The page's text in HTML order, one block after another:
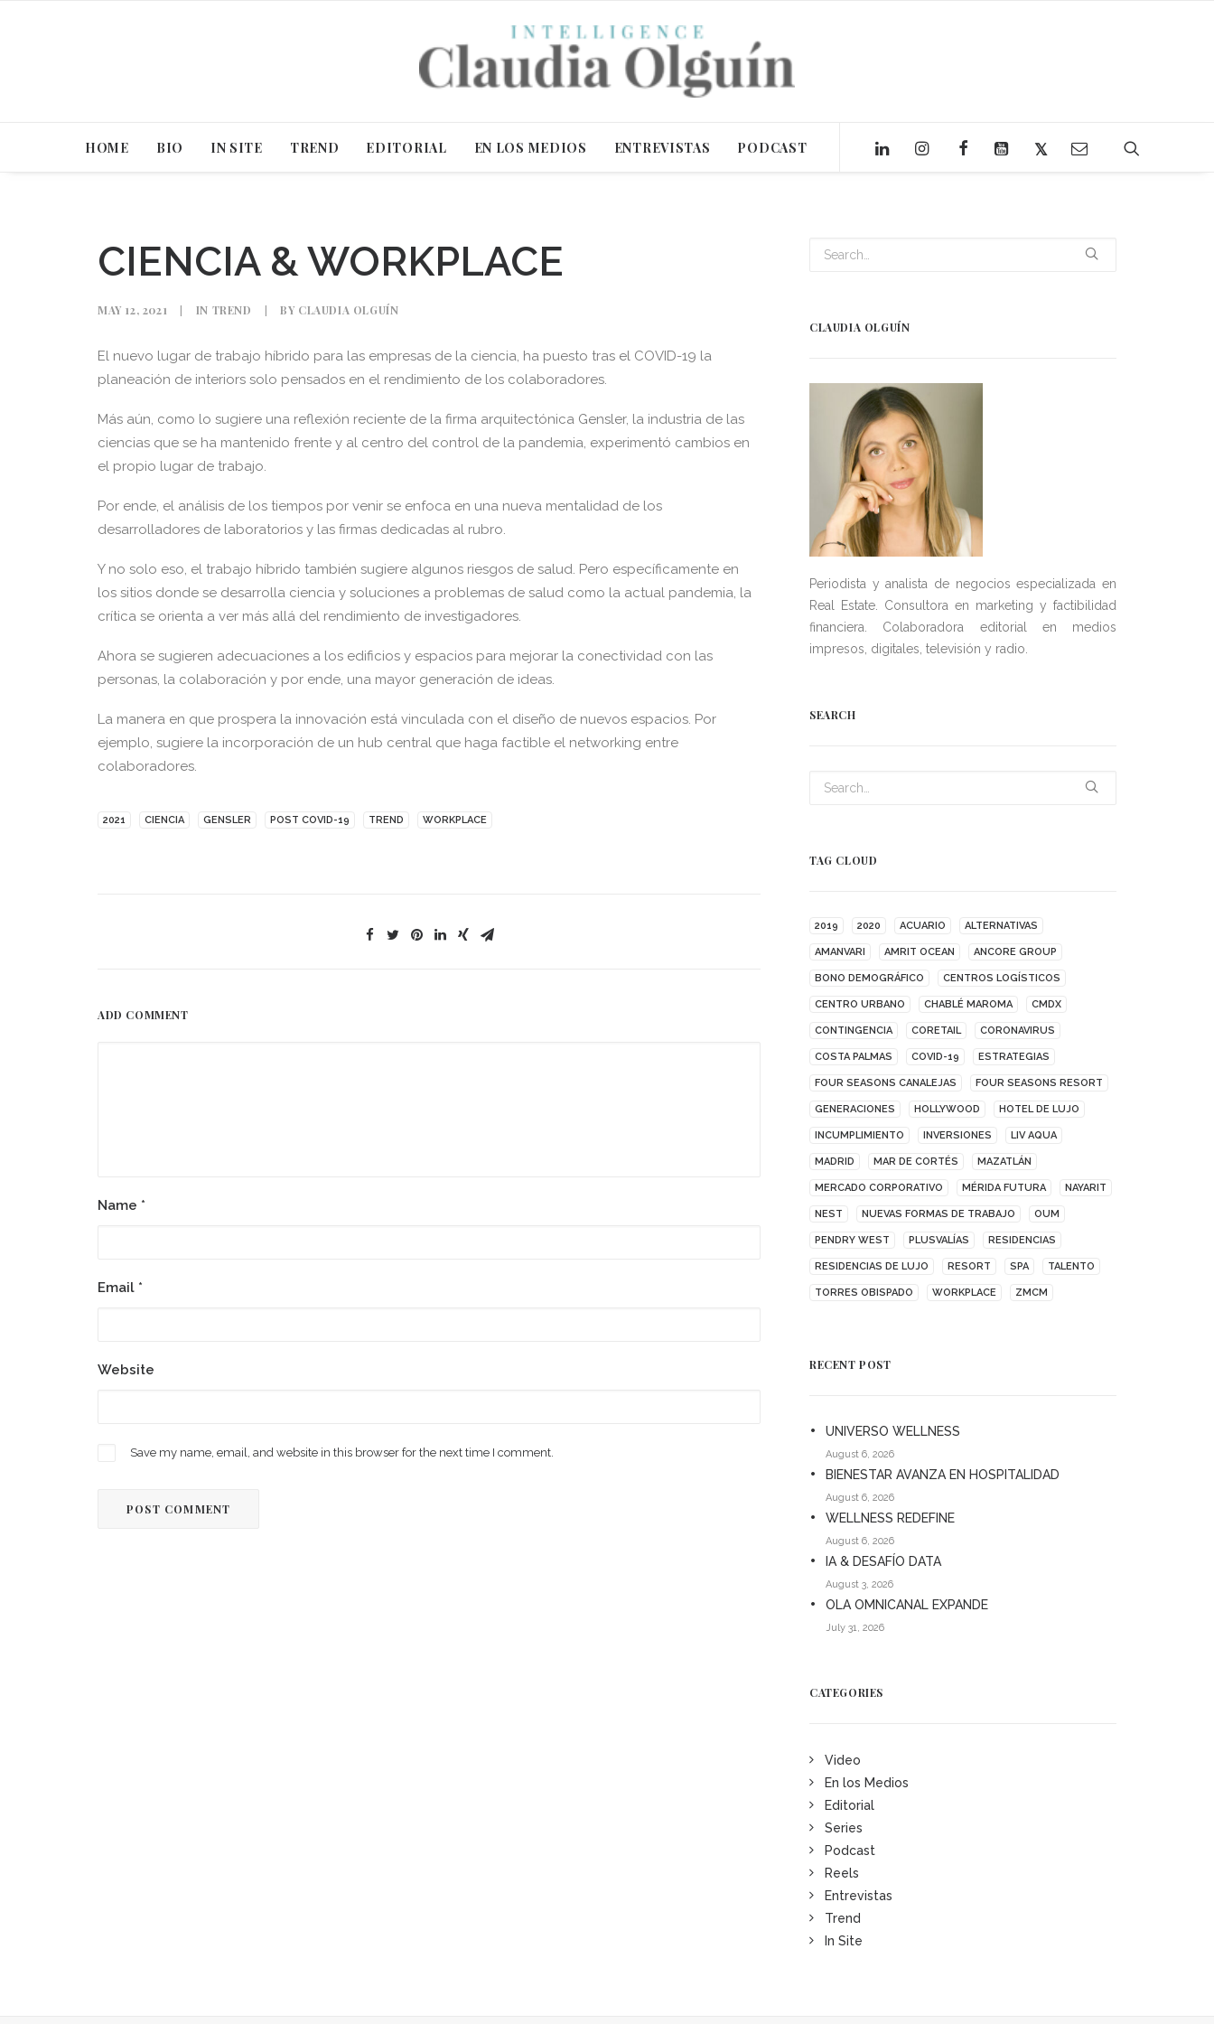
HOME BIO IN SITE TREND EDITORIAL EN LOS MEDIOS ENTREVISTAS PODCAST
CIENCIA & WORKPLACE
MAY 12, 2021 | IN TREND | BY CLAUDIA OLGUÍN
El nuevo lugar de trabajo híbrido para las empresas de la ciencia, ha puesto tras el COVID-19 la
planeación de interiors solo pensados en el rendimiento de los colaboradores.
Más aún, como lo sugiere una reflexión reciente de la firma arquitectónica Gensler, la industria de las
ciencias que se ha mantenido frente y al centro del control de la pandemia, experimentó cambios en
el propio lugar de trabajo.
Por ende, el análisis de los tiempos por venir se enfoca en una nueva mentalidad de los
desarrolladores de laboratorios y las firmas dedicadas al rubro.
Y no solo eso, el trabajo híbrido también sugiere algunos riesgos de salud. Pero específicamente en
los sitios donde se desarrolla ciencia y soluciones a problemas de salud como la actual pandemia, la
crítica se orienta a ver más allá del rendimiento de investigadores.
Ahora se sugieren adecuaciones a los edificios y espacios para mejorar la conectividad con las
personas, la colaboración y por ende, una mayor generación de ideas.
La manera en que prospera la innovación está vinculada con el diseño de nuevos espacios. Por
ejemplo, sugiere la incorporación de un hub central que haga factible el networking entre
colaboradores.
2021 CIENCIA GENSLER POST COVID-19 TREND WORKPLACE
ADD COMMENT
Name *
Email *
Website
Save my name, email, and website in this browser for the next time I comment.
CLAUDIA OLGUÍN
Periodista y analista de negocios especializada en
Real Estate. Consultora en marketing y factibilidad
financiera. Colaboradora editorial en medios
impresos, digitales, televisión y radio.
SEARCH
TAG CLOUD
2019 2020 ACUARIO ALTERNATIVAS
AMANVARI AMRIT OCEAN ANCORE GROUP
BONO DEMOGRÁFICO CENTROS LOGÍSTICOS
CENTRO URBANO CHABLÉ MAROMA CMDX
CONTINGENCIA CORETAIL CORONAVIRUS
COSTA PALMAS COVID-19 ESTRATEGIAS
FOUR SEASONS CANALEJAS FOUR SEASONS RESORT
GENERACIONES HOLLYWOOD HOTEL DE LUJO
INCUMPLIMIENTO INVERSIONES LIV AQUA
MADRID MAR DE CORTÉS MAZATLÁN
MERCADO CORPORATIVO MÉRIDA FUTURA NAYARIT
NEST NUEVAS FORMAS DE TRABAJO OUM
PENDRY WEST PLUSVALÍAS RESIDENCIAS
RESIDENCIAS DE LUJO RESORT SPA TALENTO
TORRES OBISPADO WORKPLACE ZMCM
RECENT POST
UNIVERSO WELLNESS
August 6, 2026
BIENESTAR AVANZA EN HOSPITALIDAD
August 6, 2026
WELLNESS REDEFINE
August 6, 2026
IA & DESAFÍO DATA
August 3, 2026
OLA OMNICANAL EXPANDE
July 31, 2026
CATEGORIES
Video
En los Medios
Editorial
Series
Podcast
Reels
Entrevistas
Trend
In Site